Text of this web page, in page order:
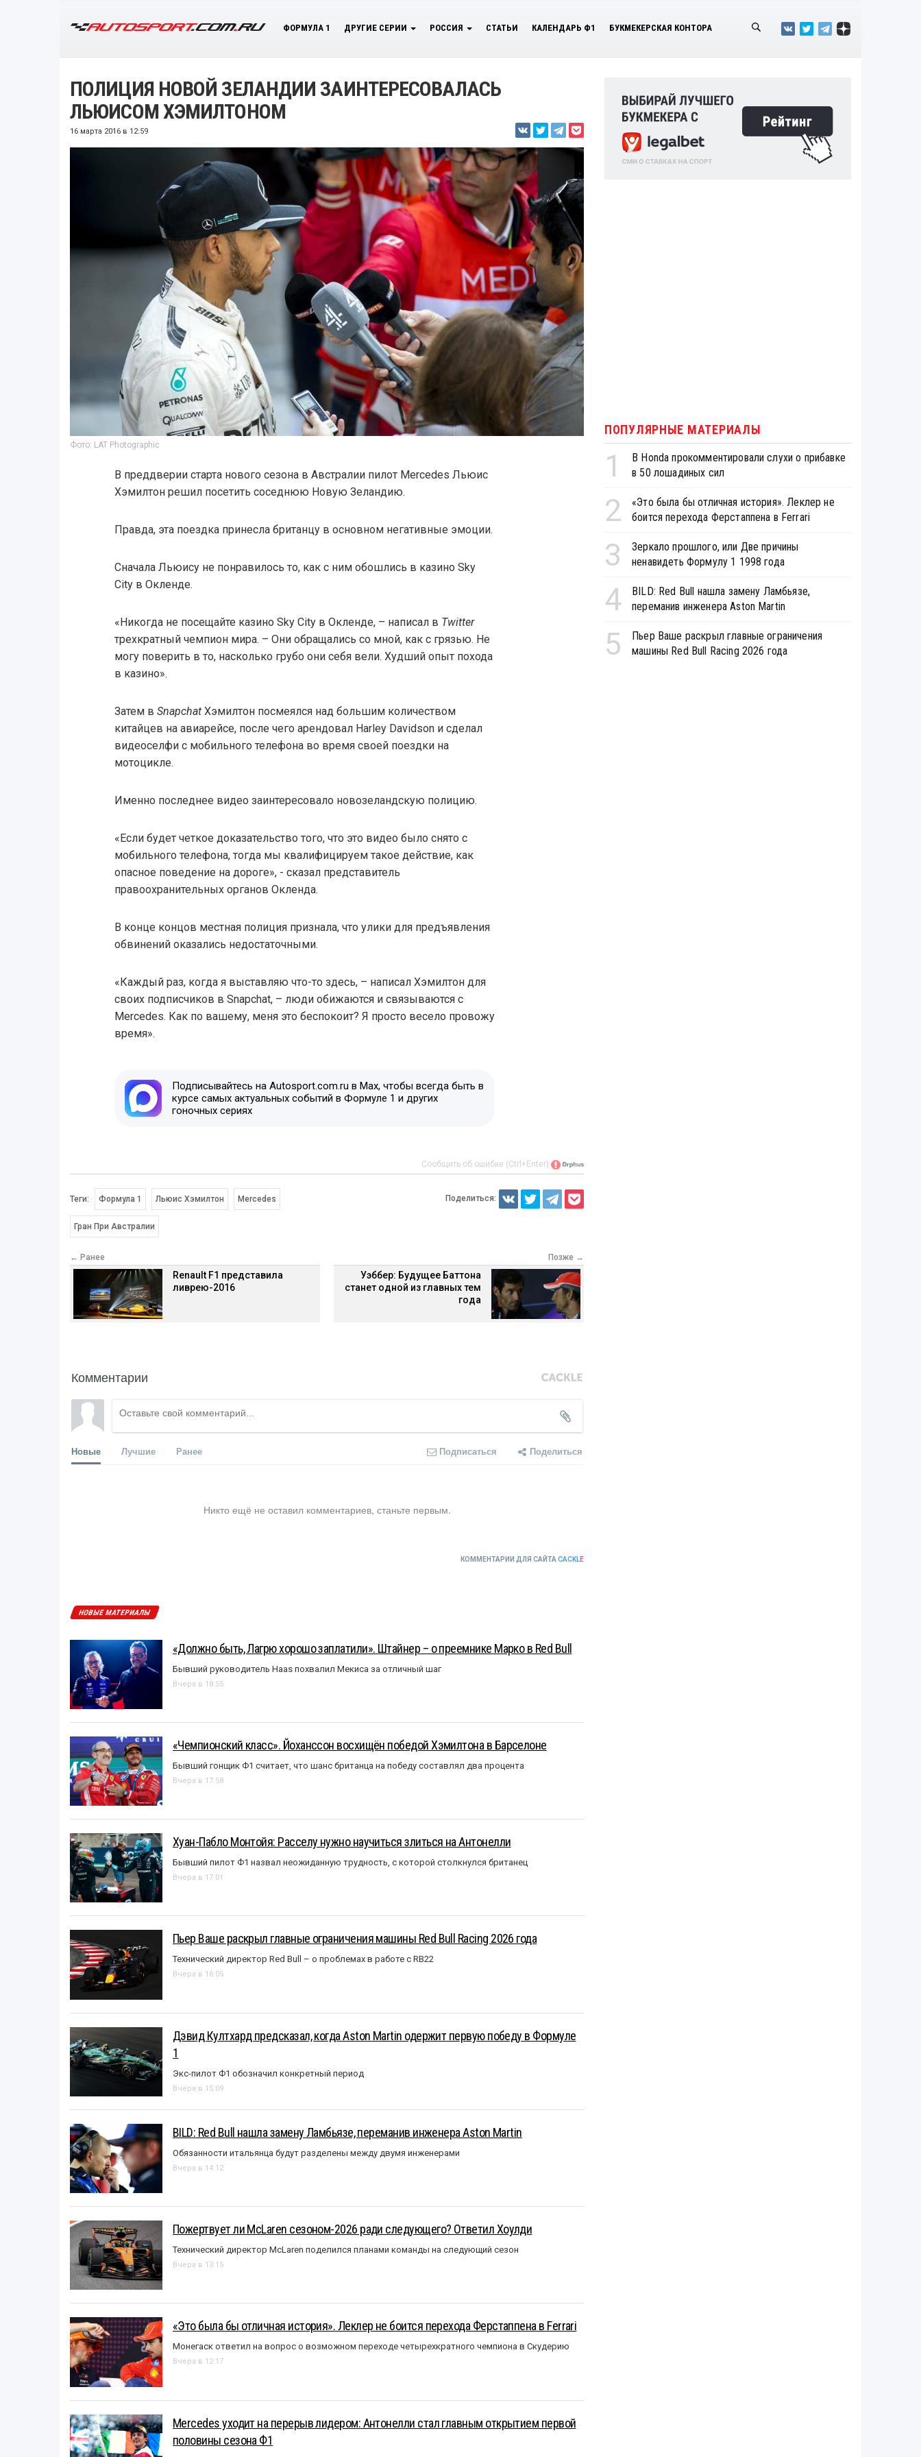
ФОРМУЛА 1 ДРУГИЕ СЕРИИ РОССИЯ СТАТЬИ КАЛЕНДАРЬ Ф1 БУКМЕКЕРСКАЯ КОНТОРА
ПОЛИЦИЯ НОВОЙ ЗЕЛАНДИИ ЗАИНТЕРЕСОВАЛАСЬ
ЛЬЮИСОМ ХЭМИЛТОНОМ
16 марта 2016 в 12:59
Фото: LAT Photographic
В преддверии старта нового сезона в Австралии пилот Mercedes Льюис
Хэмилтон решил посетить соседнюю Новую Зеландию.
Правда, эта поездка принесла британцу в основном негативные эмоции.
Сначала Льюису не понравилось то, как с ним обошлись в казино Sky
City в Окленде.
«Никогда не посещайте казино Sky City в Окленде, – написал в Twitter
трехкратный чемпион мира. – Они обращались со мной, как с грязью. Не
могу поверить в то, насколько грубо они себя вели. Худший опыт похода
в казино».
Затем в SnapchatХэмилтон посмеялся над большим количеством
китайцев на авиарейсе, после чего арендовал Harley Davidson и сделал
видеоселфи с мобильного телефона во время своей поездки на
мотоцикле.
Именно последнее видео заинтересовало новозеландскую полицию.
«Если будет четкое доказательство того, что это видео было снято с
мобильного телефона, тогда мы квалифицируем такое действие, как
опасное поведение на дороге», - сказал представитель
правоохранительных органов Окленда.
В конце концов местная полиция признала, что улики для предъявления
обвинений оказались недостаточными.
«Каждый раз, когда я выставляю что-то здесь, – написал Хэмилтон для
своих подписчиков в Snapchat, – люди обижаются и связываются с
Mercedes. Как по вашему, меня это беспокоит? Я просто весело провожу
время».
Подписывайтесь на Autosport.com.ru в Max, чтобы всегда быть в
курсе самых актуальных событий в Формуле 1 и других
гоночных сериях
Сообщить об ошибке (Ctrl+Enter)
Теги: Формула 1 Льюис Хэмилтон Mercedes
Гран При Австралии
Поделиться:
← Ранее
Renault F1 представила
ливрею-2016
Позже →
Уэббер: Будущее Баттона
станет одной из главных тем
года
Комментарии
Новые Лучшие Ранее Подписаться Поделиться
Никто ещё не оставил комментариев, станьте первым.
КОММЕНТАРИИ ДЛЯ САЙТА CACKLE
НОВЫЕ МАТЕРИАЛЫ
«Должно быть, Лагрю хорошо заплатили». Штайнер – о преемнике Марко в Red Bull
Бывший руководитель Haas похвалил Мекиса за отличный шаг
Вчера в 18:55
«Чемпионский класс». Йоханссон восхищён победой Хэмилтона в Барселоне
Бывший гонщик Ф1 считает, что шанс британца на победу составлял два процента
Вчера в 17:58
Хуан-Пабло Монтойя: Расселу нужно научиться злиться на Антонелли
Бывший пилот Ф1 назвал неожиданную трудность, с которой столкнулся британец
Вчера в 17:01
Пьер Ваше раскрыл главные ограничения машины Red Bull Racing 2026 года
Технический директор Red Bull – о проблемах в работе с RB22
Вчера в 16:05
Дэвид Култхард предсказал, когда Aston Martin одержит первую победу в Формуле
1
Экс-пилот Ф1 обозначил конкретный период
Вчера в 15:09
BILD: Red Bull нашла замену Ламбьязе, переманив инженера Aston Martin
Обязанности итальянца будут разделены между двумя инженерами
Вчера в 14:12
Пожертвует ли McLaren сезоном-2026 ради следующего? Ответил Хоулди
Технический директор McLaren поделился планами команды на следующий сезон
Вчера в 13:15
«Это была бы отличная история». Леклер не боится перехода Ферстаппена в Ferrari
Монегаск ответил на вопрос о возможном переходе четырехкратного чемпиона в Скудерию
Вчера в 12:17
Mercedes уходит на перерыв лидером: Антонелли стал главным открытием первой
половины сезона Ф1
ПОПУЛЯРНЫЕ МАТЕРИАЛЫ
1
В Honda прокомментировали слухи о прибавке
в 50 лошадиных сил
2
«Это была бы отличная история». Леклер не
боится перехода Ферстаппена в Ferrari
3
Зеркало прошлого, или Две причины
ненавидеть Формулу 1 1998 года
4
BILD: Red Bull нашла замену Ламбьязе,
переманив инженера Aston Martin
5
Пьер Ваше раскрыл главные ограничения
машины Red Bull Racing 2026 года